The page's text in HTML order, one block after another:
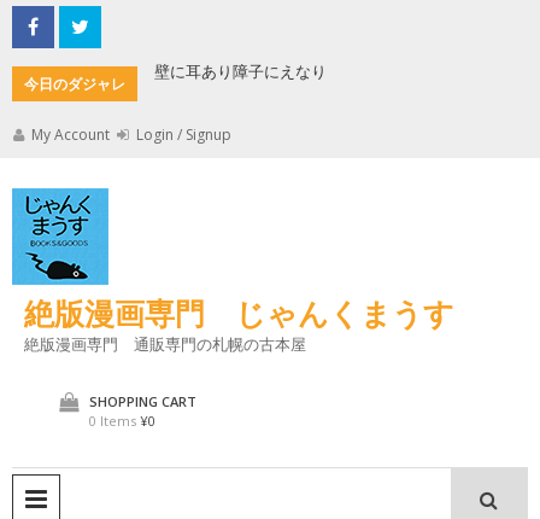
Skip
to
content
今日のダジャレ
んた 壁に耳あり障子にえなり
My Account Login / Signup
絶版漫画専門 じゃんくまうす
絶版漫画専門 通販専門の札幌の古本屋
SHOPPING CART
0 Items ¥0